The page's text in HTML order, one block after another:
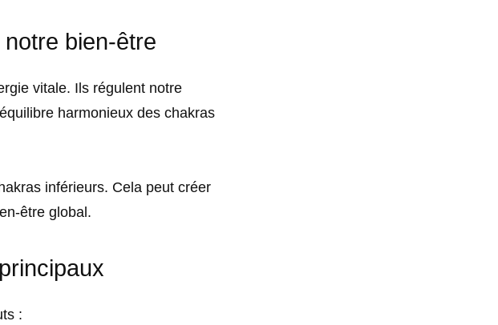
bien-être
vitale. Ils régulent notre
harmonieux des chakras
inférieurs. Cela peut créer
être global.
: